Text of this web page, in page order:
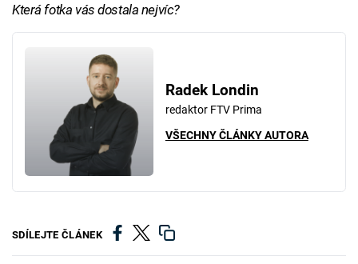
Která fotka vás dostala nejvíc?
Radek Londin
redaktor FTV Prima
VŠECHNY ČLÁNKY AUTORA
SDÍLEJTE ČLÁNEK